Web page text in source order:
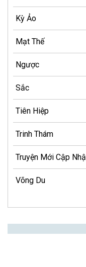
Kỳ Ảo
Mạt Thế
Ngược
Sắc
Tiên Hiệp
Trinh Thám
Truyện Mới Cập
Võng Du